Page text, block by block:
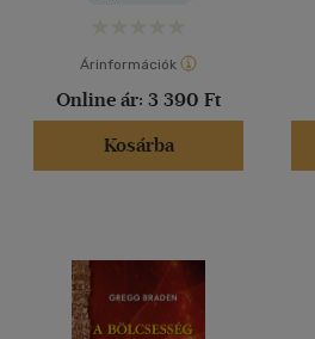
Árinformációk
Online ár: 3 390 Ft
Kosárba